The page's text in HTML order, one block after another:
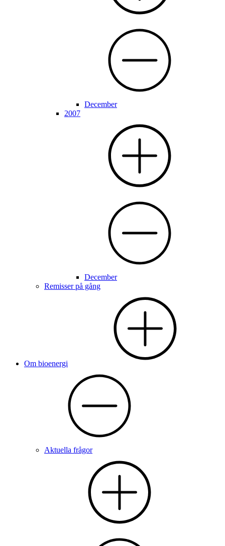
December
2007
December
Remisser på gång
Om bioenergi
Aktuella frågor